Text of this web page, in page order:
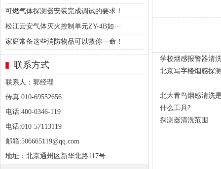
可燃气体探测器安装完成调试的要求！
松江云安气体灭火控制单元ZY-4B如···
家庭常备这些消防物品可以救你一命！
联系方式
联系人：郭经理
传真:010-69552656
电话:400-0346-119
电话:010-57113119
邮箱:506665119@qq.com
地址：北京通州区新华北路117号
学校烟感报警器清
北京写字楼烟感探
北大青鸟烟感清洗
什么工具?
探测器清洗范围